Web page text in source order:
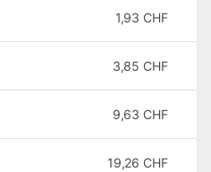
1,93 CHF
3,85 CHF
9,63 CHF
19,26 CHF